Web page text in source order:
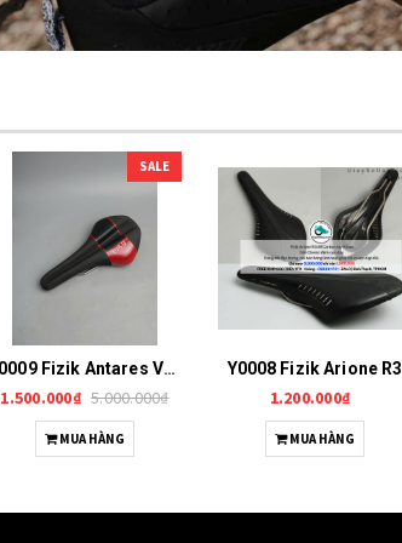
SALE
Y0009 Fizik Antares VSX
1.500.000₫ 5.000.000₫
MUA HÀNG
Y0008 Fizik Arione R3
1.200.000₫
MUA HÀNG